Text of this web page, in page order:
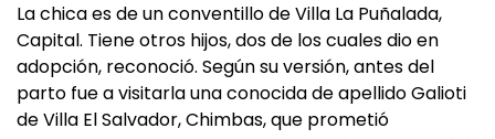
La chica es de un conventillo de Villa La Puñalada,
Capital. Tiene otros hijos, dos de los cuales dio en
adopción, reconoció. Según su versión, antes del
parto fue a visitarla una conocida de apellido Galioti
de Villa El Salvador, Chimbas, que prometió